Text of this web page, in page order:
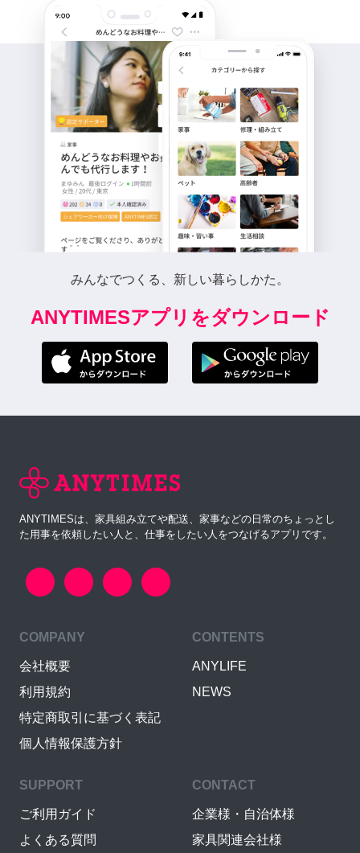
みんなでつくる、新しい暮らしかた。
ANYTIMESアプリをダウンロード
ANYTIMESは、家具組み立てや配送、家事などの日常のちょっとし
た用事を依頼したい人と、仕事をしたい人をつなげるアプリです。
COMPANY
会社概要
利用規約
特定商取引に基づく表記
個人情報保護方針
CONTENTS
ANYLIFE
NEWS
SUPPORT
ご利用ガイド
よくある質問
CONTACT
企業様・自治体様
家具関連会社様